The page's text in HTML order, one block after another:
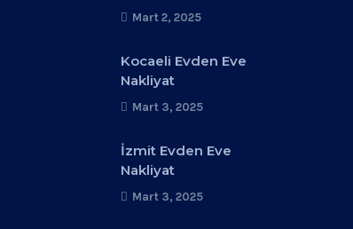
Mart 2, 2025
Kocaeli Evden Eve
Nakliyat
Mart 3, 2025
İzmit Evden Eve
Nakliyat
Mart 3, 2025